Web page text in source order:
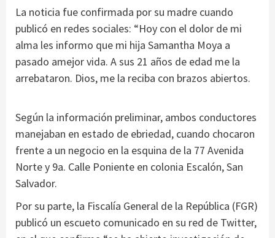
La noticia fue confirmada por su madre cuando
publicó en redes sociales: “Hoy con el dolor de mi
alma les informo que mi hija Samantha Moya a
pasado amejor vida. A sus 21 años de edad me la
arrebataron. Dios, me la reciba con brazos abiertos.
Según la información preliminar, ambos conductores
manejaban en estado de ebriedad, cuando chocaron
frente a un negocio en la esquina de la 77 Avenida
Norte y 9a. Calle Poniente en colonia Escalón, San
Salvador.
Por su parte, la Fiscalía General de la República (FGR)
publicó un escueto comunicado en su red de Twitter,